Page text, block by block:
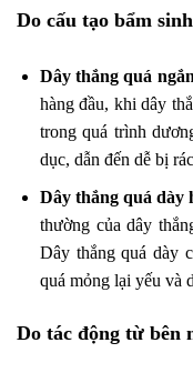
Do cấu tạo bẩm
Dây thắng quá
hàng đầu, khi dây
trong quá trình
dục, dẫn đến dễ bị
Dây thắng quá dày
thường của dây
Dây thắng quá dày
quá mỏng lại yếu và
Do tác động từ bên